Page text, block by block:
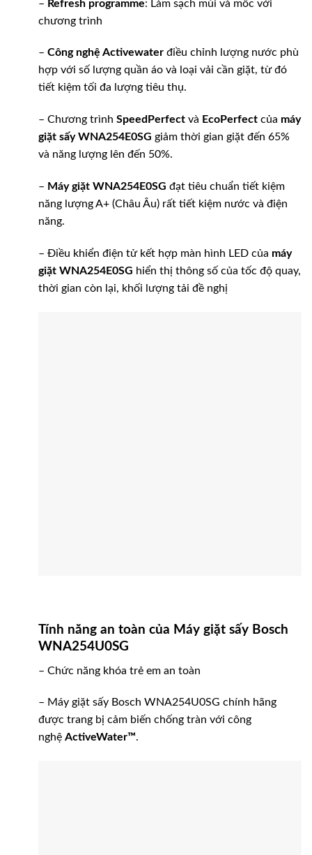
– Refresh programme: Làm sạch mùi và mốc với
chương trình
– Công nghệ Activewater điều chỉnh lượng nước phù
hợp với số lượng quần áo và loại vải cần giặt, từ đó
tiết kiệm tối đa lượng tiêu thụ.
– Chương trình SpeedPerfect và EcoPerfect của máy
giặt sấy WNA254E0SG giảm thời gian giặt đến 65%
và năng lượng lên đến 50%.
– Máy giặt WNA254E0SG đạt tiêu chuẩn tiết kiệm
năng lượng A+ (Châu Âu) rất tiết kiệm nước và điện
năng.
– Điều khiển điện tử kết hợp màn hình LED của máy
giặt WNA254E0SG hiển thị thông số của tốc độ quay,
thời gian còn lại, khối lượng tải đề nghị
Tính năng an toàn của Máy giặt sấy Bosch
WNA254U0SG
– Chức năng khóa trẻ em an toàn
– Máy giặt sấy Bosch WNA254U0SG chính hãng
được trang bị cảm biến chống tràn với công
nghệ ActiveWater™.